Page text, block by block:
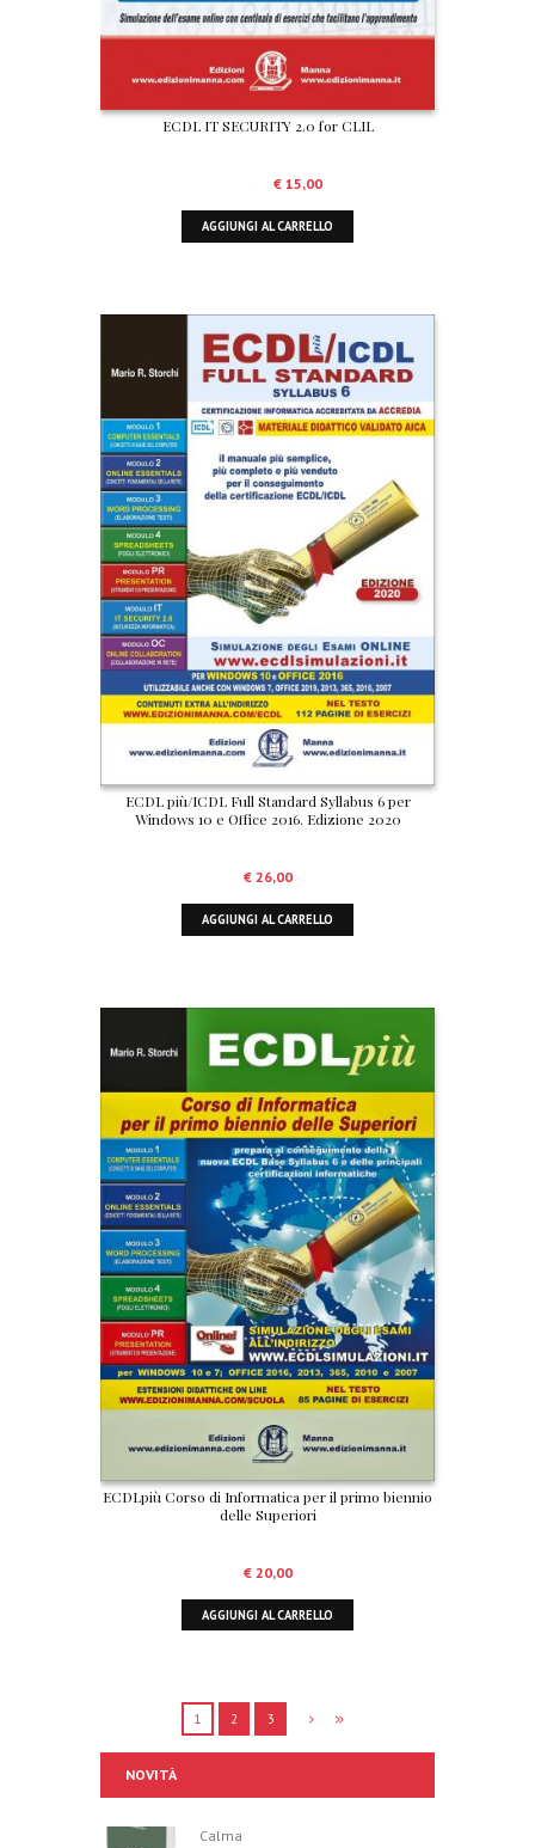
ECDL IT SECURITY 2.0 for CLIL
Il
prezzo
originale
€15,00Il
prezzo
attuale
AGGIUNGI AL CARRELLO
ECDL più/ICDL Full Standard Syllabus 6 per
Windows 10 e Office 2016. Edizione 2020
€26,00
AGGIUNGI AL CARRELLO
ECDLpiù Corso di Informatica per il primo biennio
delle Superiori
€20,00
AGGIUNGI AL CARRELLO
1 2 3
NOVITÀ
Calma